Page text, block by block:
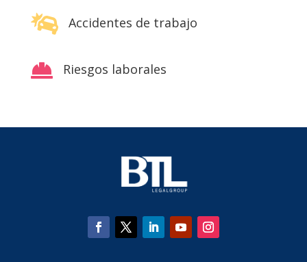
 Accidentes de trabajo
 Riesgos laborales